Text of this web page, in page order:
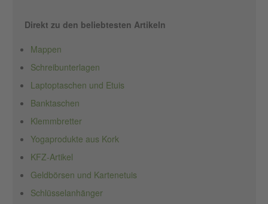
Direkt zu den beliebtesten Artikeln
Mappen
Schreibunterlagen
Laptoptaschen und Etuis
Banktaschen
Klemmbretter
Yogaprodukte aus Kork
KFZ-Artikel
Geldbörsen und Kartenetuis
Schlüsselanhänger